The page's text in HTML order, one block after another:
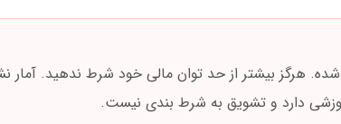
دارد و تشویق به شرط بندی نیست.